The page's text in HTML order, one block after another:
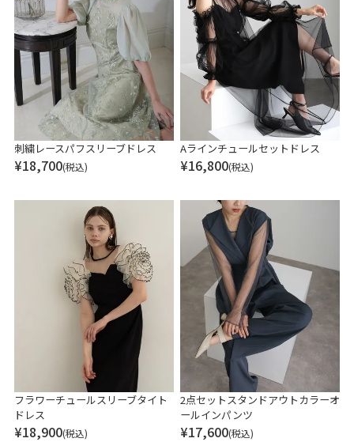
刺繍レースパフスリーブドレス
¥18,700(税込)
Aラインチュールセットドレス
¥16,800(税込)
フラワーチュールスリーブタイト
ドレス
¥18,900(税込)
2点セットスタンドアウトカラーオ
ールインパンツ
¥17,600(税込)